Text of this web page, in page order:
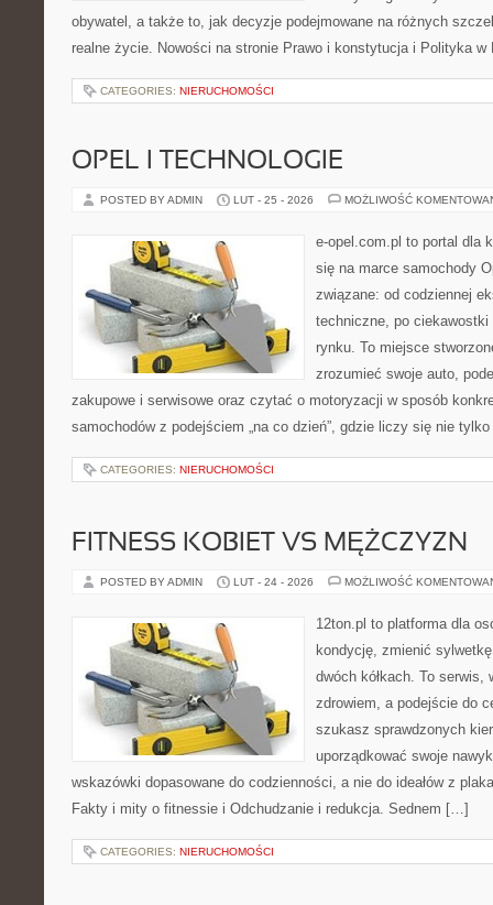
obywatel, a także to, jak decyzje podejmowane na różnych
realne życie. Nowości na stronie Prawo i konstytucja i Polityka
CATEGORIES: NIERUCHOMOŚCI
OPEL I TECHNOLOGIE
POSTED BY ADMIN LUT - 25 - 2026 MOŻLIWOŚĆ
e-opel.com.pl to portal dla
się na marce samochody
związane: od codziennej
techniczne, po
rynku. To miejsce
zrozumieć swoje auto,
zakupowe i serwisowe oraz czytać o motoryzacji w sposób
samochodów z podejściem „na co dzień”, gdzie liczy się nie
CATEGORIES: NIERUCHOMOŚCI
FITNESS KOBIET VS MĘŻCZYZN
POSTED BY ADMIN LUT - 24 - 2026 MOŻLIWOŚĆ
12ton.pl to platforma dla
kondycję, zmienić
dwóch kółkach. To serwis,
zdrowiem, a podejście do
szukasz sprawdzonych
uporządkować swoje
wskazówki dopasowane do codzienności, a nie do ideałów z
Fakty i mity o fitnessie i Odchudzanie i redukcja. Sednem […]
CATEGORIES: NIERUCHOMOŚCI